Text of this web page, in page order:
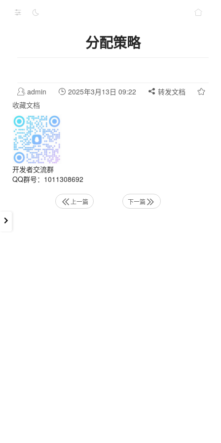
分配策略
admin 2025年3月13日 09:22
转发文档
收藏文档
开发者交流群
QQ群号：1011308692
上一篇 下一篇